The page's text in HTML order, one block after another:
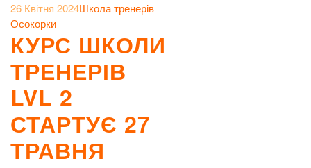
26 Квітня 2024Школа тренерів
Осокорки
КУРС ШКОЛИ
ТРЕНЕРІВ
LVL 2
СТАРТУЄ 27
ТРАВНЯ